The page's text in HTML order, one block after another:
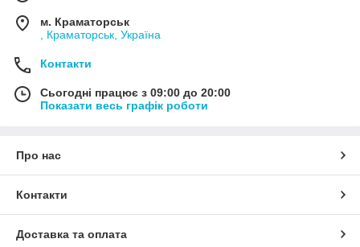
м. Краматорськ
, Краматорськ, Україна
Контакти
Сьогодні працює з 09:00 до 20:00
Показати весь графік роботи
Про нас
Контакти
Доставка та оплата